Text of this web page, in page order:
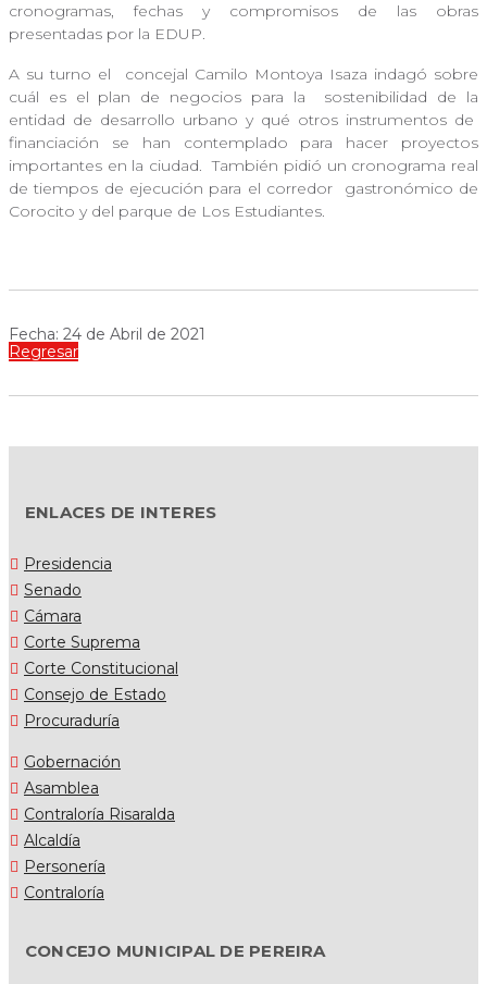
cronogramas, fechas y compromisos de las obras
presentadas por la EDUP.
A su turno el
concejal Camilo Montoya Isaza indagó sobre
cuál es el plan de negocios para la
sostenibilidad de la
entidad de desarrollo urbano y qué otros instrumentos de
financiación se han contemplado para hacer proyectos
importantes en la ciudad. También pidió un cronograma real
de tiempos de ejecución para el corredor
gastronómico de
Corocito y del parque de Los Estudiantes.
Fecha: 24 de Abril de 2021
Regresar
ENLACES DE INTERES
Presidencia
Senado
Cámara
Corte Suprema
Corte Constitucional
Consejo de Estado
Procuraduría
Gobernación
Asamblea
Contraloría Risaralda
Alcaldía
Personería
Contraloría
CONCEJO MUNICIPAL DE PEREIRA